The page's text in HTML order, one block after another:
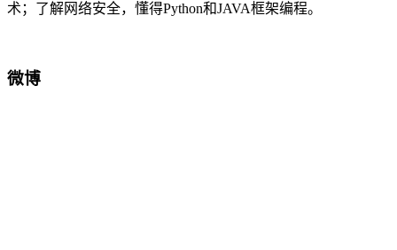
术；了解网络安全，懂得Python和JAVA框架编程。
微博